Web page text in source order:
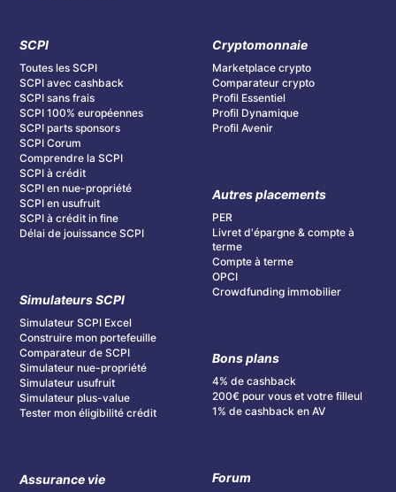
SCPI
Toutes les SCPI
SCPI avec cashback
SCPI sans frais
SCPI 100% européennes
SCPI parts sponsors
SCPI Corum
Comprendre la SCPI
SCPI à crédit
SCPI en nue-propriété
SCPI en usufruit
SCPI à crédit in fine
Délai de jouissance SCPI
Simulateurs SCPI
Simulateur SCPI Excel
Construire mon portefeuille
Comparateur de SCPI
Simulateur nue-propriété
Simulateur usufruit
Simulateur plus-value
Tester mon éligibilité crédit
Assurance vie
Cryptomonnaie
Marketplace crypto
Comparateur crypto
Profil Essentiel
Profil Dynamique
Profil Avenir
Autres placements
PER
Livret d'épargne & compte à
terme
Compte à terme
OPCI
Crowdfunding immobilier
Bons plans
4% de cashback
200€ pour vous et votre filleul
1% de cashback en AV
Forum